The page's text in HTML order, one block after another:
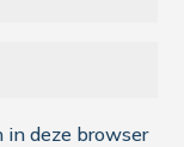
in deze browser